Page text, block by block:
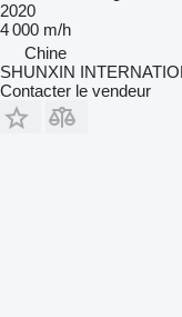
2020
4 000 m/h
Chine
SHUNXIN
Contacter le vendeur